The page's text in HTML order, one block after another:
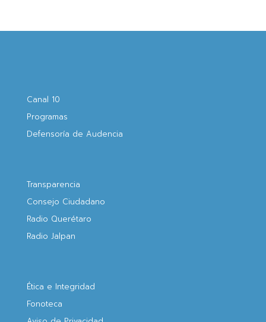
Canal 10
Programas
Defensoría de Audencia
Transparencia
Consejo Ciudadano
Radio Querétaro
Radio Jalpan
Ética e Integridad
Fonoteca